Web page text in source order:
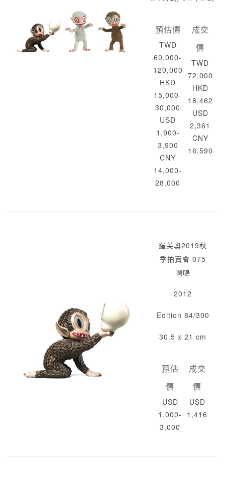
預估價
TWD
60,000-
120,000
HKD
15,000-
30,000
USD
1,900-
3,900
CNY
14,000-
28,000
成交
價
TWD
72,000
HKD
18,462
USD
2,361
CNY
16,590
羅芙奧2019秋
季拍賣會 075
啊嗚
2012
Edition 84/300
30.5 x 21 cm
預估
價
USD
1,000-
3,000
成交
價
USD
1,416